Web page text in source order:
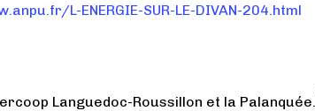
L-ENERGIE-SUR-LE-DIVAN-204.html
Languedoc-Roussillon et la Palanquée.